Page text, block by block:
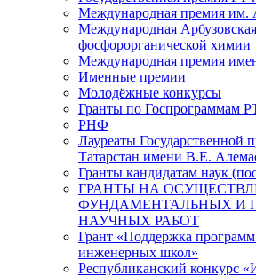
Международная премия им.
Международная
фосфорорганической химии
Международная премия
Именные премии
Молодёжные конкурсы
Гранты по Госпрограммам
РНФ
Лауреаты Государственной
Татарстан имени В.Е.
Гранты кандидатам наук
ГРАНТЫ НА
ФУНДАМЕНТАЛЬНЫХ И
НАУЧНЫХ РАБОТ
Грант «Поддержка
инженерных школ»
Республиканский конкурс